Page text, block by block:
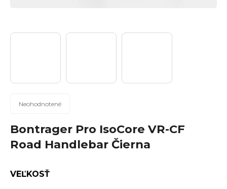
Priemerné
produktu
je
0,0
5
Neohodnotené
Bontrager Pro IsoCore VR-CF
Road Handlebar Čierna
VEĽKOSŤ
?
Hľadať